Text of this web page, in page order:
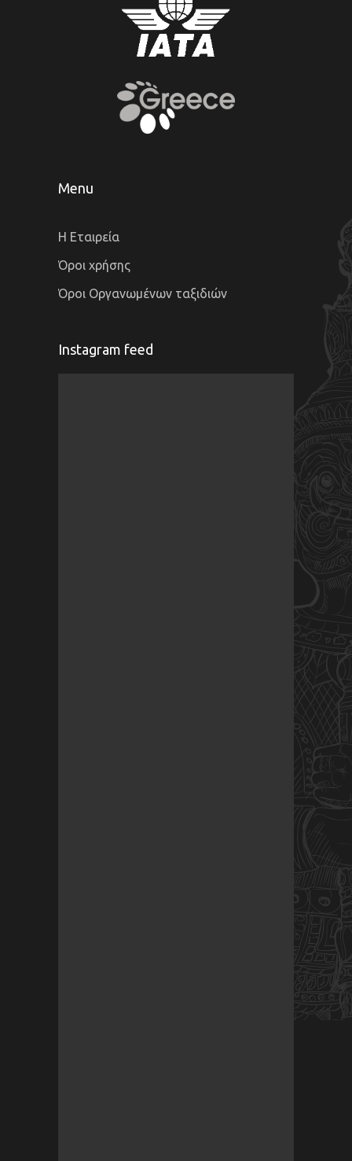
Menu
Η Εταιρεία
Όροι χρήσης
Όροι Οργανωμένων ταξιδιών
Instagram feed